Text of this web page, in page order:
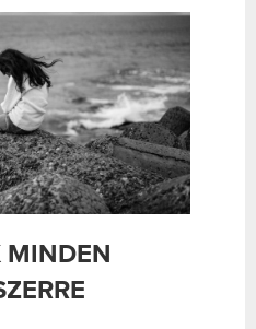
MINDEN